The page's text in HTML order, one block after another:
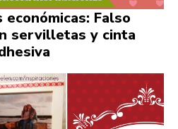
económicas: Falso
servilletas y cinta